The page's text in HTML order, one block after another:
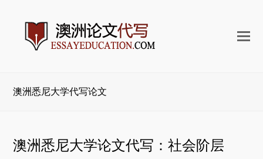
打
澳洲悉尼大学代写论文
澳洲悉尼大学论文代写：社会阶层